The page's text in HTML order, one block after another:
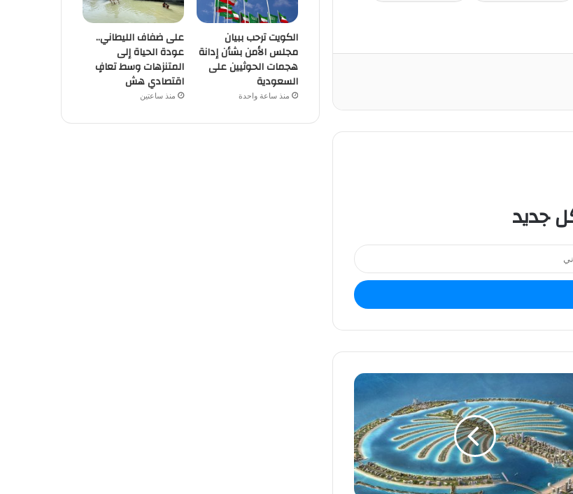
جديد
الكويت ترحب ببيان
مجلس الأمن بشأن إدانة
هجمات الحوثيين على
السعودية
منذ ساعة واحدة
على ضفاف الليطاني..
عودة الحياة إلى
المتنزهات وسط تعافٍ
اقتصادي هش
منذ ساعتين